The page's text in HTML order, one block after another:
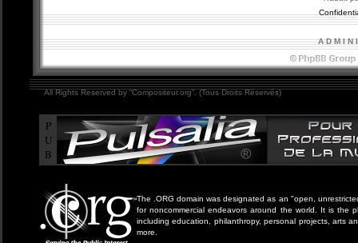
A D M I N
All Rights Reserved by “Compositeur.org”. (Tous Droits Réservés)
P
U
B
The .ORG domain was designated as an "open,
for noncommercial endeavors around the world. It is the
including education, philanthropy, personal projects, arts
more.